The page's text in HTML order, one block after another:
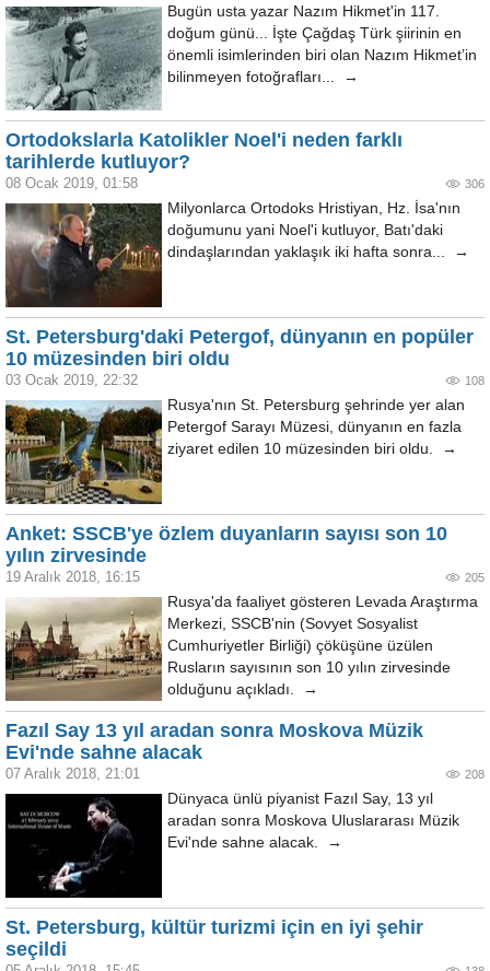
Bugün usta yazar Nazım Hikmet'in 117.
doğum günü... İşte Çağdaş Türk şiirinin en
önemli isimlerinden biri olan Nazım Hikmet’in
bilinmeyen fotoğrafları... →
Ortodokslarla Katolikler Noel'i neden farklı
tarihlerde kutluyor?
08 Ocak 2019, 01:58 306
Milyonlarca Ortodoks Hristiyan, Hz. İsa'nın
doğumunu yani Noel'i kutluyor, Batı'daki
dindaşlarından yaklaşık iki hafta sonra... →
St. Petersburg'daki Petergof, dünyanın en popüler
10 müzesinden biri oldu
03 Ocak 2019, 22:32 108
Rusya'nın St. Petersburg şehrinde yer alan
Petergof Sarayı Müzesi, dünyanın en fazla
ziyaret edilen 10 müzesinden biri oldu. →
Anket: SSCB'ye özlem duyanların sayısı son 10
yılın zirvesinde
19 Aralık 2018, 16:15 205
Rusya'da faaliyet gösteren Levada Araştırma
Merkezi, SSCB'nin (Sovyet Sosyalist
Cumhuriyetler Birliği) çöküşüne üzülen
Rusların sayısının son 10 yılın zirvesinde
olduğunu açıkladı. →
Fazıl Say 13 yıl aradan sonra Moskova Müzik
Evi'nde sahne alacak
07 Aralık 2018, 21:01 208
Dünyaca ünlü piyanist Fazıl Say, 13 yıl
aradan sonra Moskova Uluslararası Müzik
Evi'nde sahne alacak. →
St. Petersburg, kültür turizmi için en iyi şehir
seçildi